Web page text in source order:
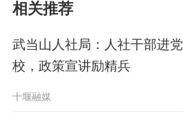
相关推荐
武当山人社局：人社干部进党
校，政策宣讲励精兵
十堰融媒